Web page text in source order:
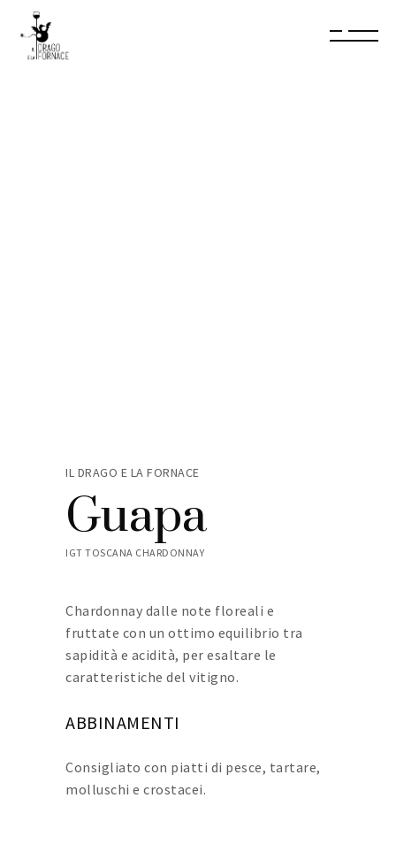
IL DRAGO E LA FORNACE
Guapa
IGT TOSCANA CHARDONNAY
Chardonnay dalle note floreali e
fruttate con un ottimo equilibrio tra
sapidità e acidità, per esaltare le
caratteristiche del vitigno.
ABBINAMENTI
Consigliato con piatti di pesce, tartare,
molluschi e crostacei.